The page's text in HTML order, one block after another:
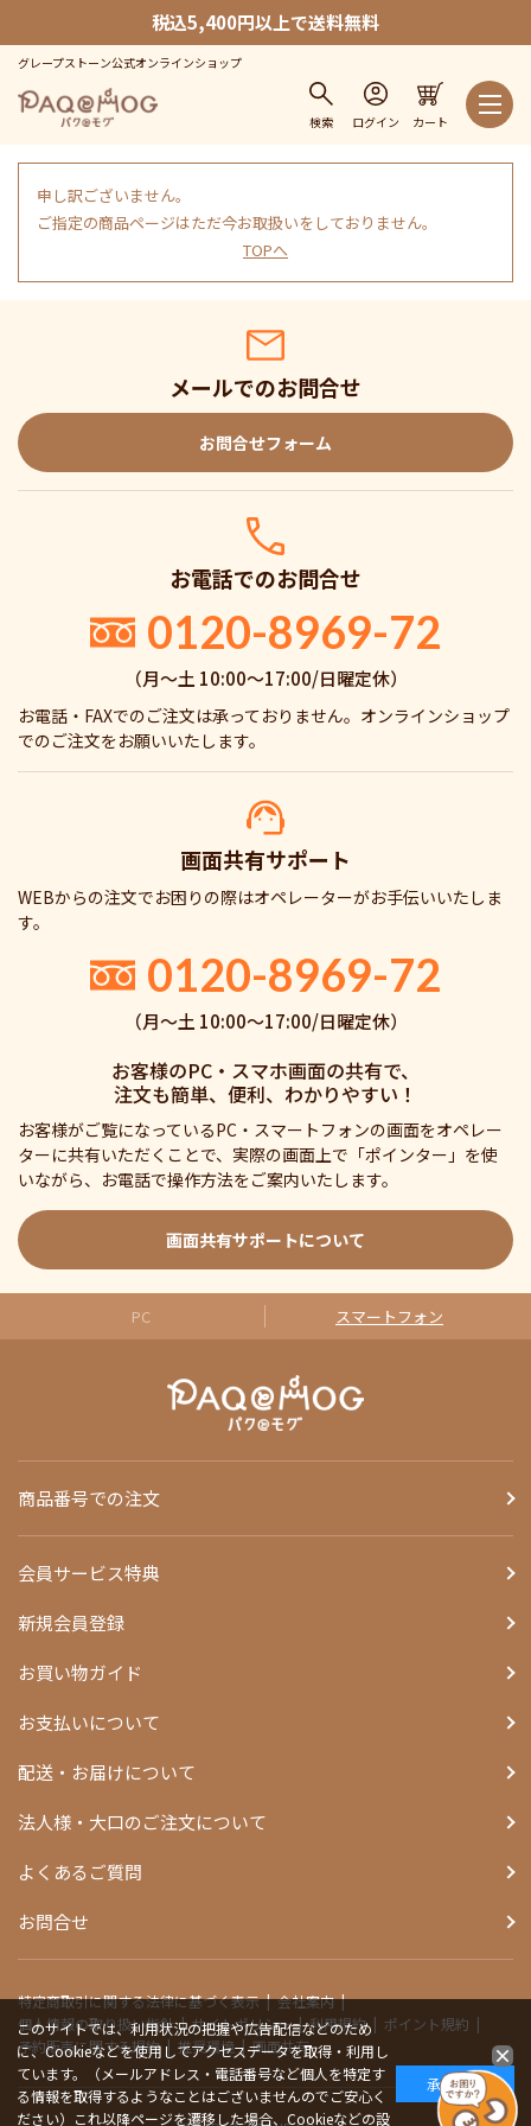
税込5,400円以上で送料無料
グレープストーン公式オンラインショップ
検索 ログイン カート
申し訳ございません。
ご指定の商品ページはただ今お取扱いをしておりません。
TOPへ
メールでのお問合せ
お問合せフォーム
お電話でのお問合せ
0120-8969-72
（月〜土 10:00〜17:00/日曜定休）
お電話・FAXでのご注文は承っておりません。オンラインショップ
でのご注文をお願いいたします。
画面共有サポート
WEBからの注文でお困りの際はオペレーターがお手伝いいたしま
す。
0120-8969-72
（月〜土 10:00〜17:00/日曜定休）
お客様のPC・スマホ画面の共有で、
注文も簡単、便利、わかりやすい！
お客様がご覧になっているPC・スマートフォンの画面をオペレー
ターに共有いただくことで、実際の画面上で「ポインター」を使
いながら、お電話で操作方法をご案内いたします。
画面共有サポートについて
PC スマートフォン
商品番号での注文
会員サービス特典
新規会員登録
お買い物ガイド
お支払いについて
配送・お届けについて
法人様・大口のご注文について
よくあるご質問
お問合せ
特定商取引に関する法律に基づく表示
会社案内
個人情報の取り扱い指針
サイトポリシー 利用規約
ポイント規約
予約販売に関する規約
推奨環境 画面共有
このサイトでは、利用状況の把握や広告配信などのため
に、Cookieなどを使用してアクセスデータを取得・利用し
ています。（メールアドレス・電話番号など個人を特定す
る情報を取得するようなことはございませんのでご安心く
ださい）これ以降ページを遷移した場合、Cookieなどの設
承諾する